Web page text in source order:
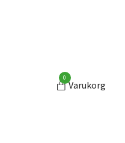
0
Varukorg